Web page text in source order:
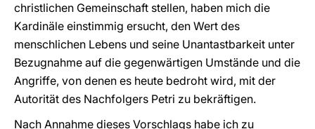
christlichen Gemeinschaft stellen, haben mich die
Kardinäle einstimmig ersucht, den Wert des
menschlichen Lebens und seine Unantastbarkeit unter
Bezugnahme auf die gegenwärtigen Umstände und die
Angriffe, von denen es heute bedroht wird, mit der
Autorität des Nachfolgers Petri zu bekräftigen.
Nach Annahme dieses Vorschlags habe ich zu